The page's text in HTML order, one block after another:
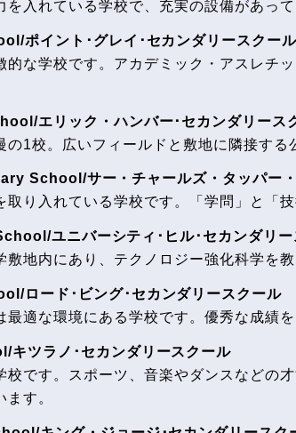
を入れている学校で、充実の設備があっ
ポイント･グレイ･セカンダリースクール
的な学校です。アカデミック・アスレチ
エリック・ハンバー･セカンダリース
の1校。広いフィールドと敷地に隣接す
School/サー・チャールズ・タッパー
り入れている学校です。「学問」と「
ユニバーシティ･ヒル･セカンダリー
地内にあり、テクノロジー強化科学を
ロード･ビング･セカンダリースクール
適な環境にある学校です。優秀な成績
ツラノ･セカンダリースクール
校です。スポーツ、音楽やダンスなどの
す。